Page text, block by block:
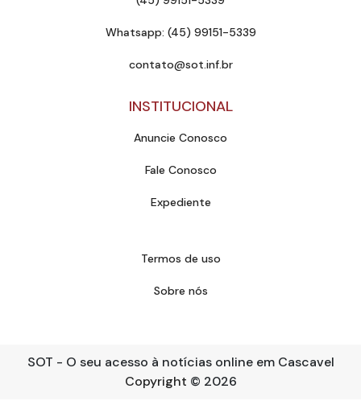
Whatsapp: (45) 99151-5339
contato@sot.inf.br
INSTITUCIONAL
Anuncie Conosco
Fale Conosco
Expediente
Termos de uso
Sobre nós
SOT - O seu acesso à notícias online em Cascavel
Copyright © 2026